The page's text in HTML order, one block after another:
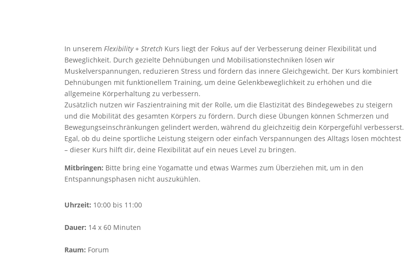
In unserem Flexibility + Stretch Kurs liegt der Fokus auf der Verbesserung deiner Flexibilität und
Beweglichkeit. Durch gezielte Dehnübungen und Mobilisationstechniken lösen wir
Muskelverspannungen, reduzieren Stress und fördern das innere Gleichgewicht. Der Kurs kombiniert
Dehnübungen mit funktionellem Training, um deine Gelenkbeweglichkeit zu erhöhen und die
allgemeine Körperhaltung zu verbessern.
Zusätzlich nutzen wir Faszientraining mit der Rolle, um die Elastizität des Bindegewebes zu steigern
und die Mobilität des gesamten Körpers zu fördern. Durch diese Übungen können Schmerzen und
Bewegungseinschränkungen gelindert werden, während du gleichzeitig dein Körpergefühl verbesserst.
Egal, ob du deine sportliche Leistung steigern oder einfach Verspannungen des Alltags lösen möchtest
– dieser Kurs hilft dir, deine Flexibilität auf ein neues Level zu bringen.
Mitbringen: Bitte bring eine Yogamatte und etwas Warmes zum Überziehen mit, um in den
Entspannungsphasen nicht auszukühlen.
Uhrzeit: 10:00 bis 11:00
Dauer: 14 x 60 Minuten
Raum: Forum